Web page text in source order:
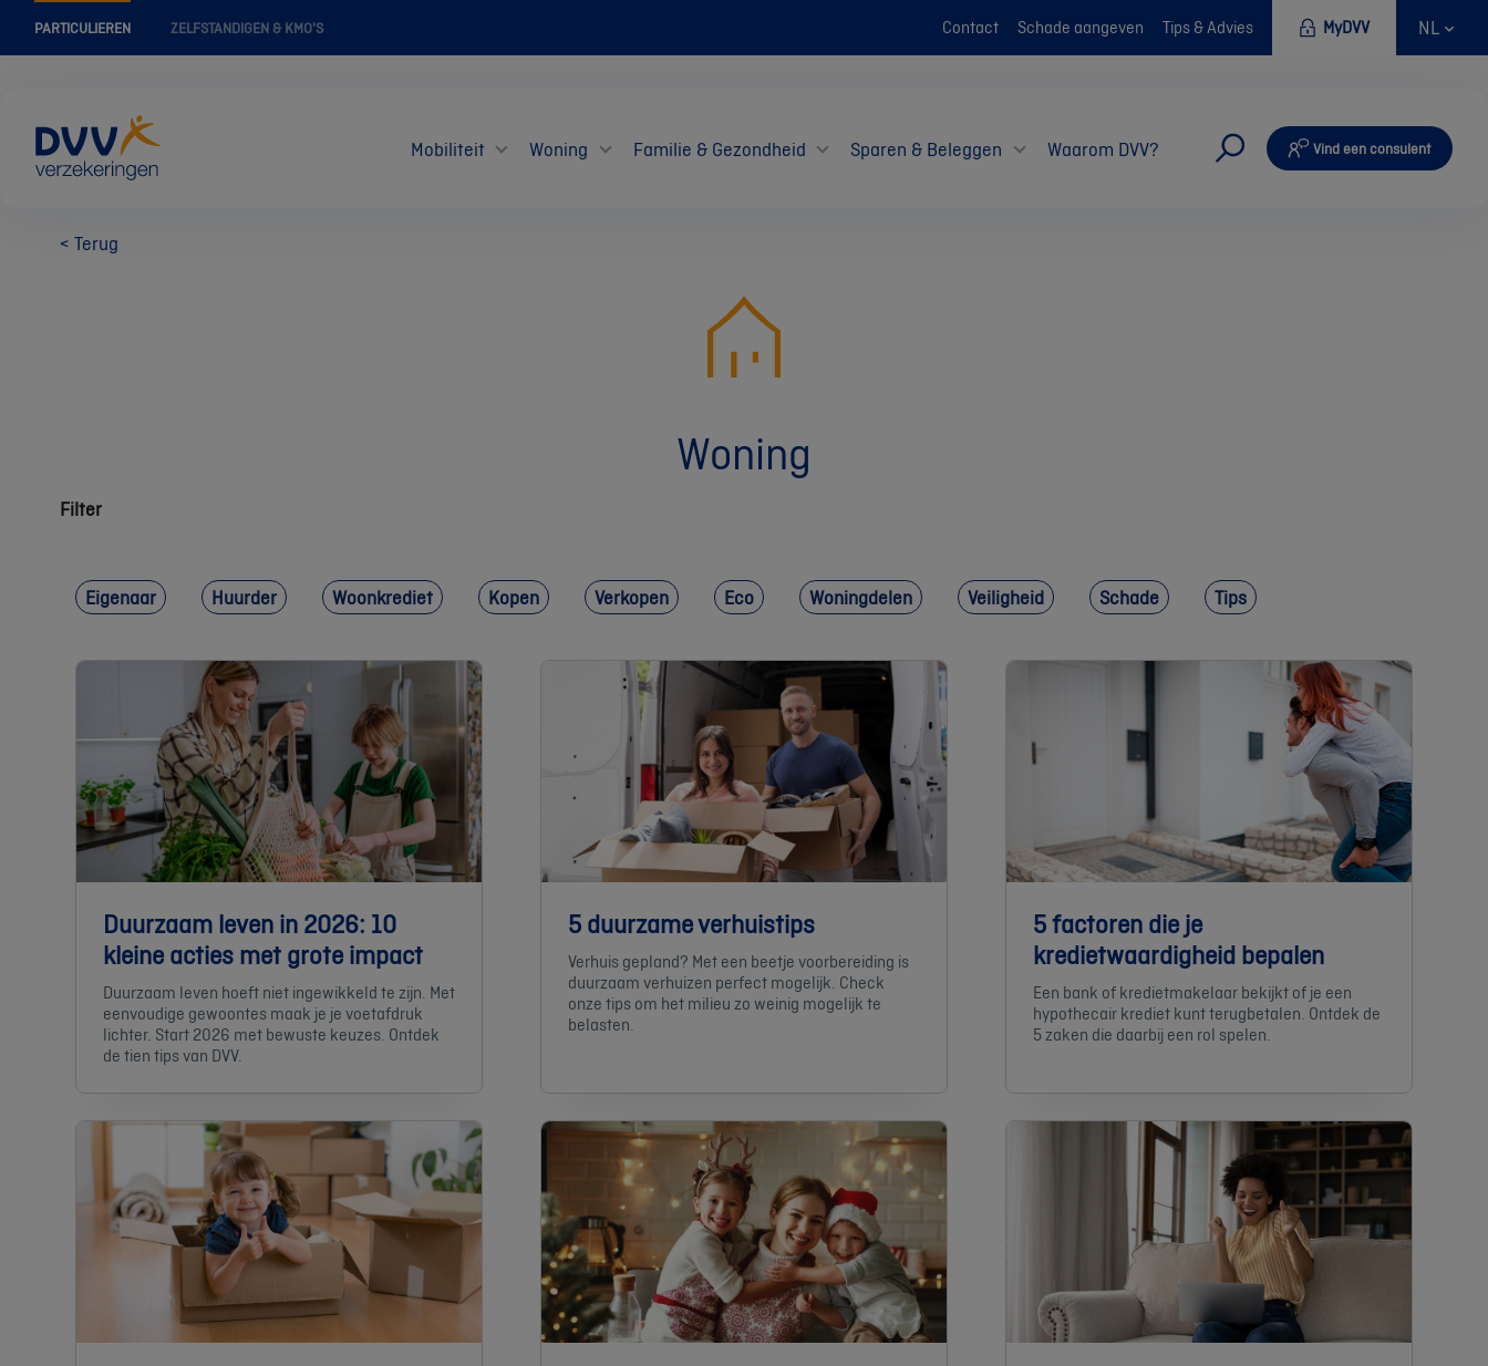
PARTICULIEREN ZELFSTANDIGEN & KMO'S Contact Schade aangeven Tips & Advies MyDVV NL
Mobiliteit Woning Familie & Gezondheid Sparen & Beleggen Waarom DVV? Vind een consulent
< Terug
Woning
Filter
Eigenaar Huurder Woonkrediet Kopen Verkopen Eco Woningdelen Veiligheid Schade Tips
Duurzaam leven in 2026: 10
kleine acties met grote impact
Duurzaam leven hoeft niet ingewikkeld te zijn. Met
eenvoudige gewoontes maak je je voetafdruk
lichter. Start 2026 met bewuste keuzes. Ontdek
de tien tips van DVV.
5 duurzame verhuistips
Verhuis gepland? Met een beetje voorbereiding is
duurzaam verhuizen perfect mogelijk. Check
onze tips om het milieu zo weinig mogelijk te
belasten.
5 factoren die je
kredietwaardigheid bepalen
Een bank of kredietmakelaar bekijkt of je een
hypothecair krediet kunt terugbetalen. Ontdek de
5 zaken die daarbij een rol spelen.